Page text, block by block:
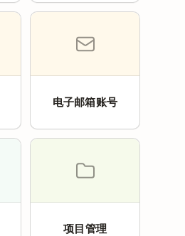
电子邮箱账号
项目管理